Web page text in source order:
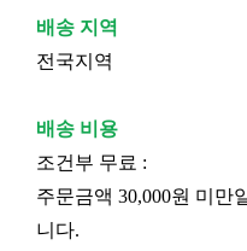
배송 지역
전국지역
배송 비용
조건부 무료 :
주문금액 30,000원 미만
니다.